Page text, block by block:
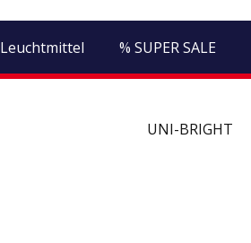
Leuchtmittel % SUPER SALE
UNI-BRIGHT